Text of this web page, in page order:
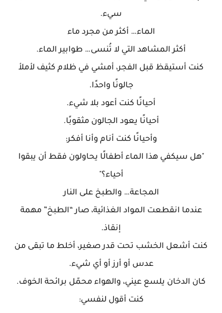
سيء.
الماء… أكثر من مجرد ماء
أكثر المشاهد التي لا تُنسى… طوابير الماء.
كنت أستيقظ قبل الفجر، أمشي في ظلام كثيف لأملأ
جالونًا واحدًا.
أحيانًا كنت أعود بلا شيء.
أحيانًا يعود الجالون مثقوبًا.
وأحيانًا كنت أنام وأنا أفكر:
"هل سيكفي هذا الماء أطفالًا يحاولون فقط أن يبقوا
أحياء؟"
المجاعة… والطبخ على النار
عندما انقطعت المواد الغذائية، صار “الطبخ” مهمة
إنقاذ.
كنت أشعل الخشب تحت قدر صغير، أخلط ما تبقى من
عدس أو أرز أو أي شيء.
كان الدخان يلسع عيني، والهواء محمّل برائحة الخوف.
كنت أقول لنفسي: